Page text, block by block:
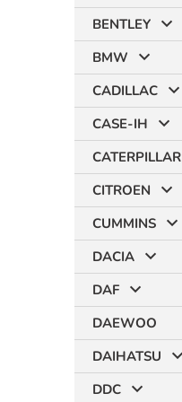
BENTLEY
BMW
CADILLAC
CASE-IH
CATERPILLAR
CITROEN
CUMMINS
DACIA
DAF
DAEWOO
DAIHATSU
DDC